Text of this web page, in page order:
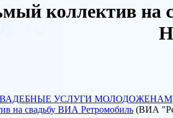
коллектив
УСЛУГИ МОЛОДОЖЕНАМ
на свадьбу ВИА Ретромобиль (ВИА